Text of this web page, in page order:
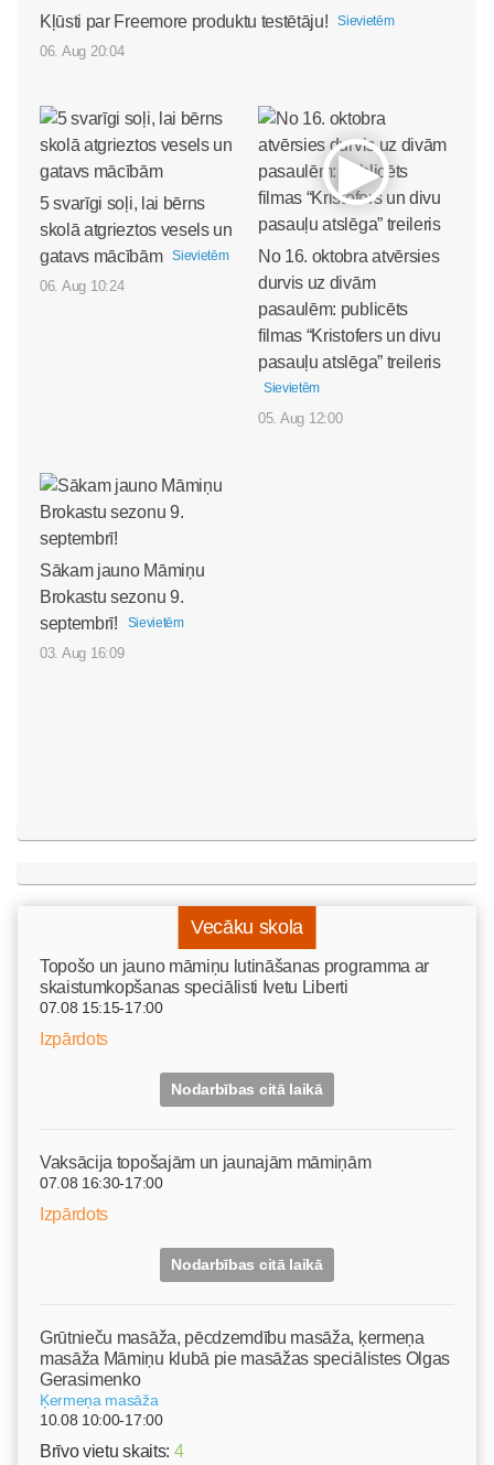
Kļūsti par Freemore produktu testētāju! Sievietēm
06. Aug 20:04
5 svarīgi soļi, lai bērns
skolā atgrieztos vesels un
gatavs mācībām
Sievietēm
06. Aug 10:24
No 16. oktobra atvērsies
durvis uz divām
pasaulēm: publicēts
filmas “Kristofers un divu
pasauļu atslēga” treileris
Sievietēm
05. Aug 12:00
Sākam jauno Māmiņu
Brokastu sezonu 9.
septembrī!
Sievietēm
03. Aug 16:09
Vecāku skola
Topošo un jauno māmiņu lutināšanas programma ar
skaistumkopšanas speciālisti Ivetu Liberti
07.08 15:15-17:00
Izpārdots
Nodarbības citā laikā
Vaksācija topošajām un jaunajām māmiņām
07.08 16:30-17:00
Izpārdots
Nodarbības citā laikā
Grūtnieču masāža, pēcdzemdību masāža, ķermeņa
masāža Māmiņu klubā pie masāžas speciālistes Olgas
Gerasimenko
Ķermeņa masāža
10.08 10:00-17:00
Brīvo vietu skaits: 4